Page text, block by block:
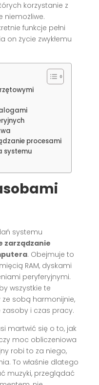
korzystanie z
niemożliwe.
funkcje pełni
on życie zwykłemu
procesami
systemu
systemu
zarządzanie
. Obejmuje to
RAM, dyskami
peryferyjnymi.
wszystkie te
ze sobą harmonijnie,
i czas pracy.
martwić się o to, jak
moc obliczeniowa
robi to za niego,
To właśnie dlatego
muzyki, przeglądać